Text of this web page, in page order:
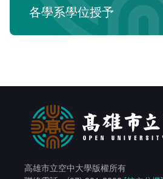
數位學生證換發
校訊電子報
畢業學分配置
專業基礎必修課程
各學系學位授予
高雄市立空中大學版權所有